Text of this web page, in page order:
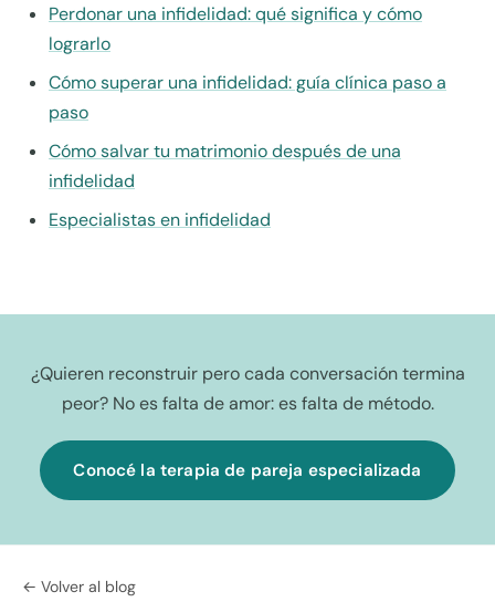
Perdonar una infidelidad: qué significa y cómo
lograrlo
Cómo superar una infidelidad: guía clínica paso a
paso
Cómo salvar tu matrimonio después de una
infidelidad
Especialistas en infidelidad
¿Quieren reconstruir pero cada conversación termina
peor? No es falta de amor: es falta de método.
Conocé la terapia de pareja especializada
← Volver al blog